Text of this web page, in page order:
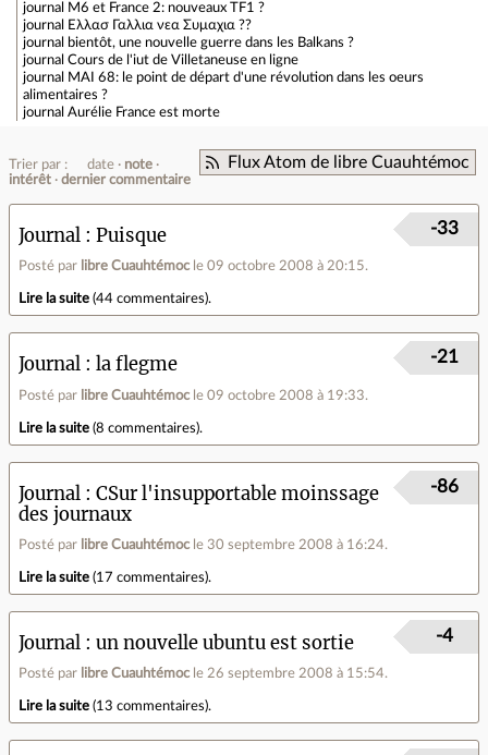
journal
M6 et France 2: nouveaux TF1 ?
journal
Ελλασ Γαλλια νεα Συμαχια ??
journal
bientôt, une nouvelle guerre dans les Balkans ?
journal Cours de l'iut de Villetaneuse en ligne
journal
MAI 68: le point de départ d'une révolution dans les oeurs
alimentaires ?
journal Aurélie France est morte
Flux Atom de libre Cuauhtémoc
Trier par : date
note
intérêt
dernier commentaire
Journal Puisque
Posté par libre Cuauhtémoc le 09 octobre 2008 à 20:15.
-33
Lire la suite (44 commentaires).
Journal la flegme
Posté par libre Cuauhtémoc le 09 octobre 2008 à 19:33.
-21
Lire la suite (8 commentaires).
Journal
CSur l'insupportable moinssage
des journaux
Posté par libre Cuauhtémoc le 30 septembre 2008 à 16:24.
-86
Lire la suite (17 commentaires).
Journal un nouvelle ubuntu est sortie
Posté par libre Cuauhtémoc le 26 septembre 2008 à 15:54.
-4
Lire la suite (13 commentaires).